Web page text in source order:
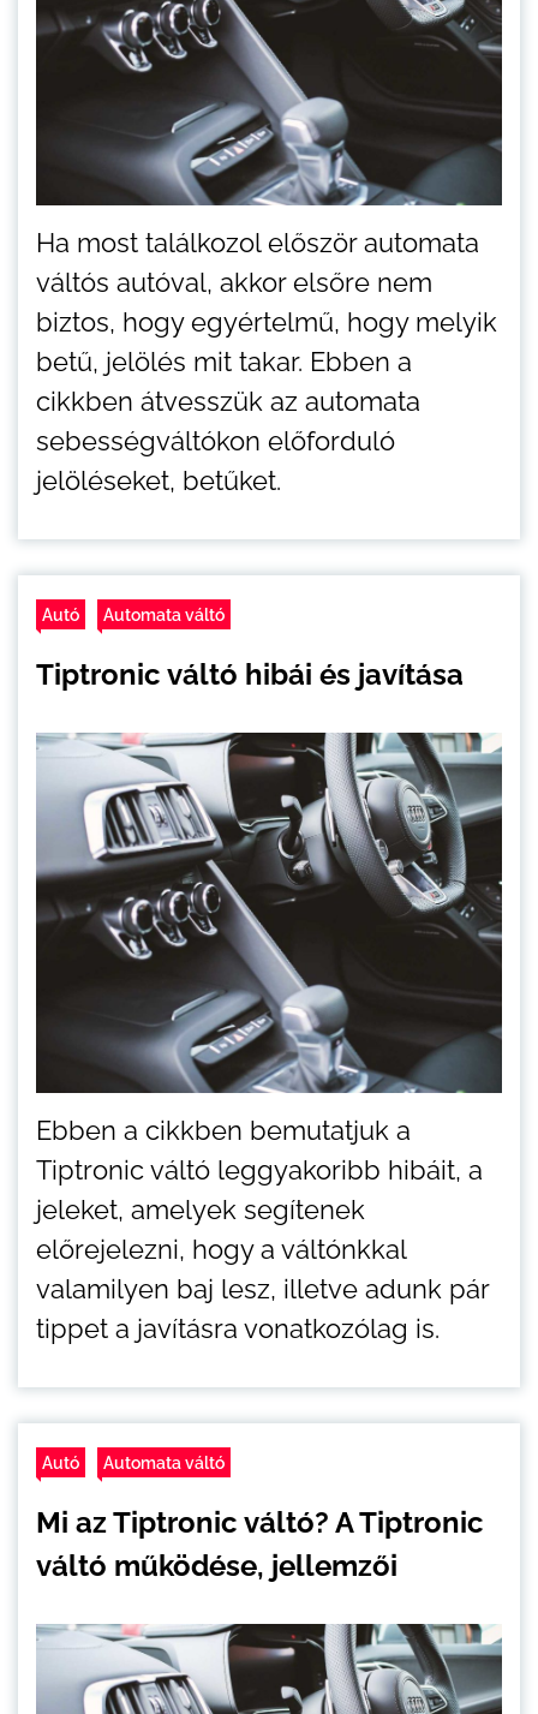
Ha most találkozol először automata
váltós autóval, akkor elsőre nem
biztos, hogy egyértelmű, hogy melyik
betű, jelölés mit takar. Ebben a
cikkben átvesszük az automata
sebességváltókon előforduló
jelöléseket, betűket.
Autó Automata váltó
Tiptronic váltó hibái és javítása
Ebben a cikkben bemutatjuk a
Tiptronic váltó leggyakoribb hibáit, a
jeleket, amelyek segítenek
előrejelezni, hogy a váltónkkal
valamilyen baj lesz, illetve adunk pár
tippet a javításra vonatkozólag is.
Autó Automata váltó
Mi az Tiptronic váltó? A Tiptronic
váltó működése, jellemzői